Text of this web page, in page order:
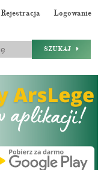
Rejestracja Logowanie
SZUKAJ